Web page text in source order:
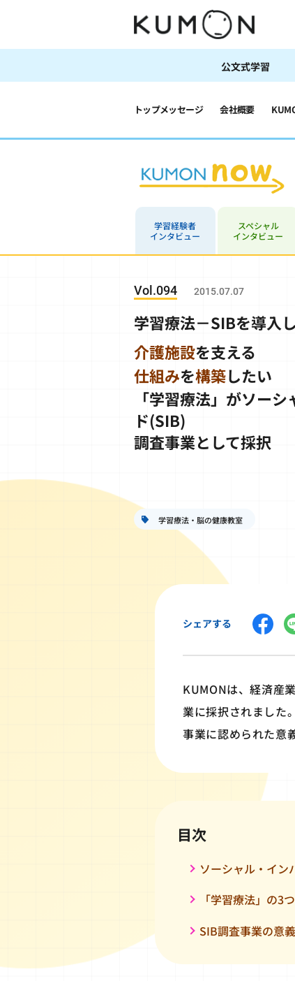
公文式学習
トップメッセージ 会社概要
学習経験者
インタビュー
スペシャル
インタビュー
Vol.094 2015.07.07
学習療法－SIBを導入
介護施設を支える
仕組みを構築したい
「学習療法」がソー
ド(SIB)
調査事業として採択
学習療法・脳の健康教室
シェアする
KUMONは、経済産
業に採択されました
事業に認められた意
目次
ソーシャル・イン
「学習療法」の3
SIB調査事業の意